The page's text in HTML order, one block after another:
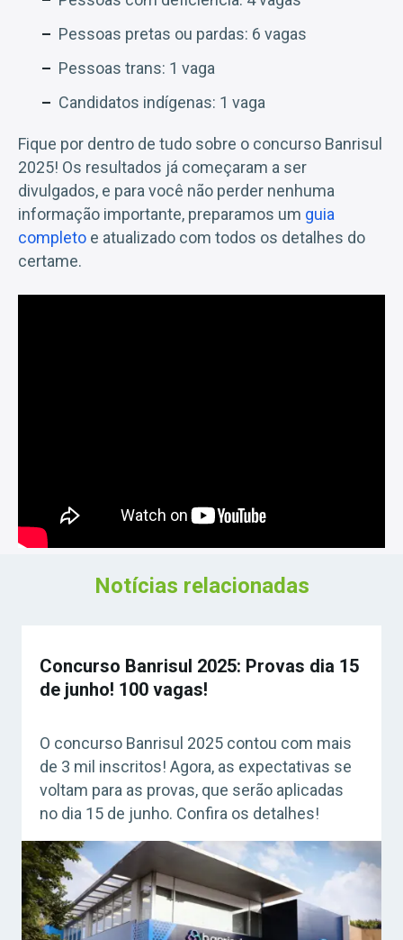
Pessoas pretas ou pardas: 6 vagas
Pessoas trans: 1 vaga
Candidatos indígenas: 1 vaga
Fique por dentro de tudo sobre o concurso Banrisul
2025! Os resultados já começaram a ser
divulgados, e para você não perder nenhuma
informação importante, preparamos um guia
completo e atualizado com todos os detalhes do
certame.
Notícias relacionadas
Concurso Banrisul 2025: Provas dia 15
de junho! 100 vagas!
O concurso Banrisul 2025 contou com mais
de 3 mil inscritos! Agora, as expectativas se
voltam para as provas, que serão aplicadas
no dia 15 de junho. Confira os detalhes!